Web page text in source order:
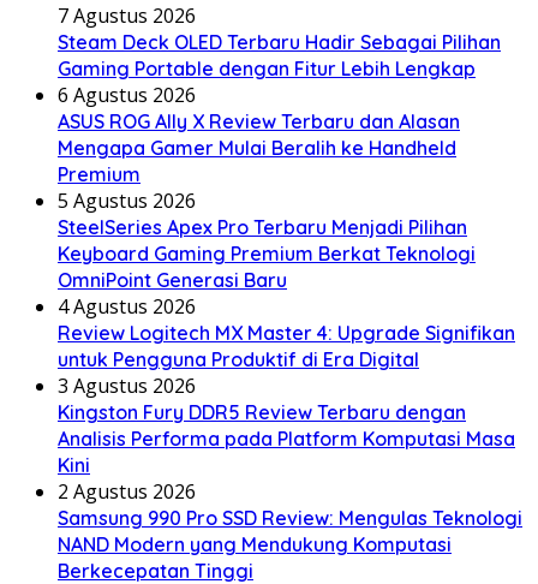
7 Agustus 2026
Steam Deck OLED Terbaru Hadir Sebagai Pilihan
Gaming Portable dengan Fitur Lebih Lengkap
6 Agustus 2026
ASUS ROG Ally X Review Terbaru dan Alasan
Mengapa Gamer Mulai Beralih ke Handheld
Premium
5 Agustus 2026
SteelSeries Apex Pro Terbaru Menjadi Pilihan
Keyboard Gaming Premium Berkat Teknologi
OmniPoint Generasi Baru
4 Agustus 2026
Review Logitech MX Master 4: Upgrade Signifikan
untuk Pengguna Produktif di Era Digital
3 Agustus 2026
Kingston Fury DDR5 Review Terbaru dengan
Analisis Performa pada Platform Komputasi Masa
Kini
2 Agustus 2026
Samsung 990 Pro SSD Review: Mengulas Teknologi
NAND Modern yang Mendukung Komputasi
Berkecepatan Tinggi